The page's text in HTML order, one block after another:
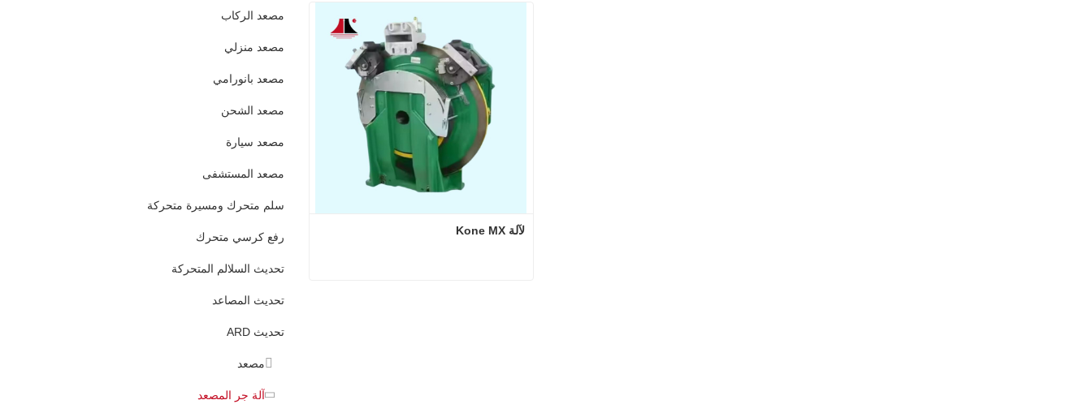
مصعد الركاب
مصعد منزلي
مصعد بانورامي
مصعد الشحن
مصعد سيارة
مصعد المستشفى
سلم متحرك ومسيرة متحركة
رفع كرسي متحرك
تحديث السلالم المتحركة
تحديث المصاعد
تحديث ARD
مصعد
آلة جر المصعد
لآلة Kone MX